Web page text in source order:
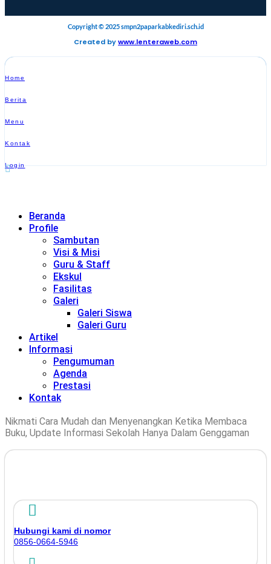
Copyright © 2025 smpn2paparkabkediri.sch.id
Created bywww.lenteraweb.com
Home
Berita
Menu
Kontak
Login
Beranda
Profile
Sambutan
Visi & Misi
Guru & Staff
Ekskul
Fasilitas
Galeri
Galeri Siswa
Galeri Guru
Artikel
Informasi
Pengumuman
Agenda
Prestasi
Kontak
Nikmati Cara Mudah dan Menyenangkan Ketika Membaca
Buku, Update Informasi Sekolah Hanya Dalam Genggaman
Hubungi kami di nomor
0856-0664-5946